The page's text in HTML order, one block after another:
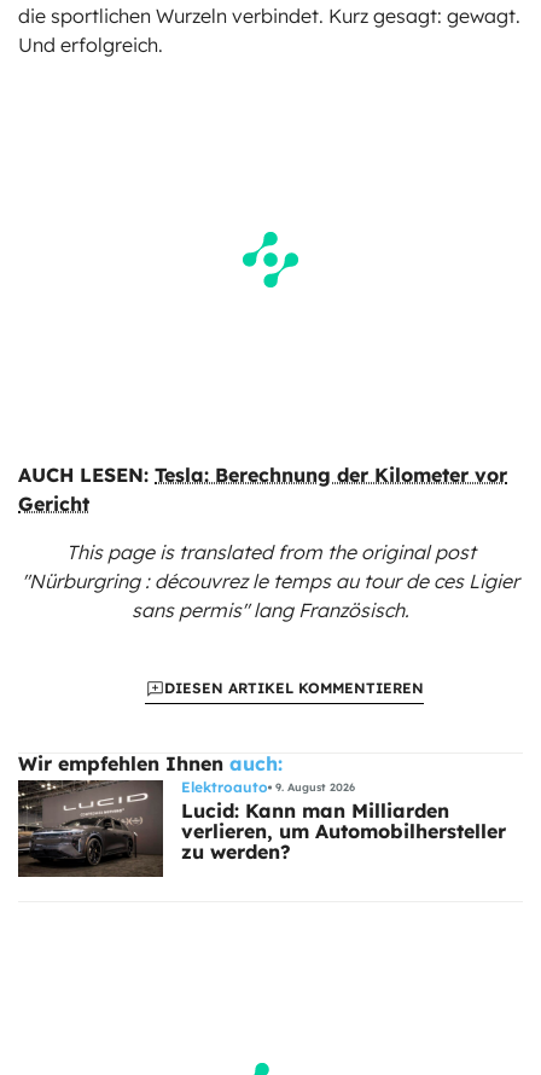
die sportlichen Wurzeln verbindet. Kurz gesagt: gewagt.
Und erfolgreich.
AUCH LESEN: Tesla: Berechnung der Kilometer vor
Gericht
This page is translated from the originalpost
"Nürburgring : découvrez le temps au tour de ces Ligier
sans permis"lang Französisch.
DIESEN ARTIKEL KOMMENTIEREN
Wir empfehlen Ihnen auch:
Elektroauto 9. August 2026
Lucid: Kann man Milliarden
verlieren, um Automobilhersteller
zu werden?